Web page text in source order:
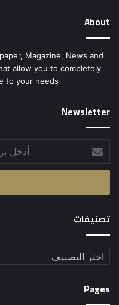
About
Magazine, News and
allow you to completely
to your needs.
Newsletter
بريدك
الإلكتروني
تصنيفات
تصنيفات
Pages